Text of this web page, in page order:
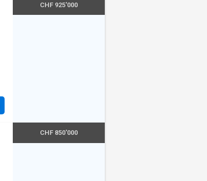
CHF 925'000
CHF 850'000